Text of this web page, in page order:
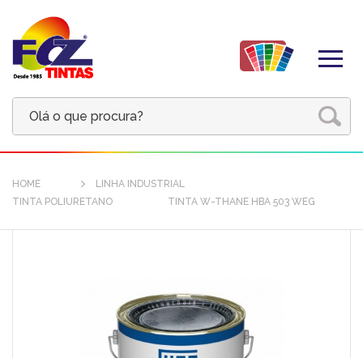
HOME
LINHA INDUSTRIAL
TINTA POLIURETANO
TINTA W-THANE HBA 503 WEG